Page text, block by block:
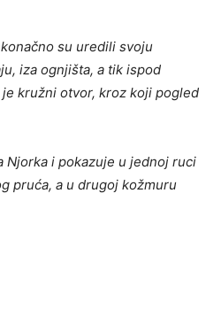
su uredili svoju
iza ognjišta, a tik ispod
kružni otvor, kroz koji pogled
Njorka i pokazuje u jednoj ruci
pruća, a u drugoj kožmuru